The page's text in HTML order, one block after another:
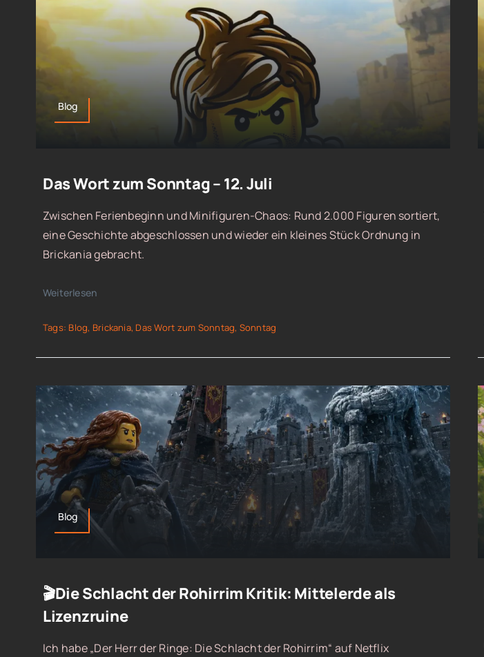
Blog
Das Wort zum Sonntag – 12. Juli
Zwischen Ferienbeginn und Minifiguren-Chaos: Rund 2.000 Figuren sortiert,
eine Geschichte abgeschlossen und wieder ein kleines Stück Ordnung in
Brickania gebracht.
Weiterlesen
Tags: Blog, Brickania, Das Wort zum Sonntag, Sonntag
Blog
🎬Die Schlacht der Rohirrim Kritik: Mittelerde als
Lizenzruine
Ich habe „Der Herr der Ringe: Die Schlacht der Rohirrim“ auf Netflix